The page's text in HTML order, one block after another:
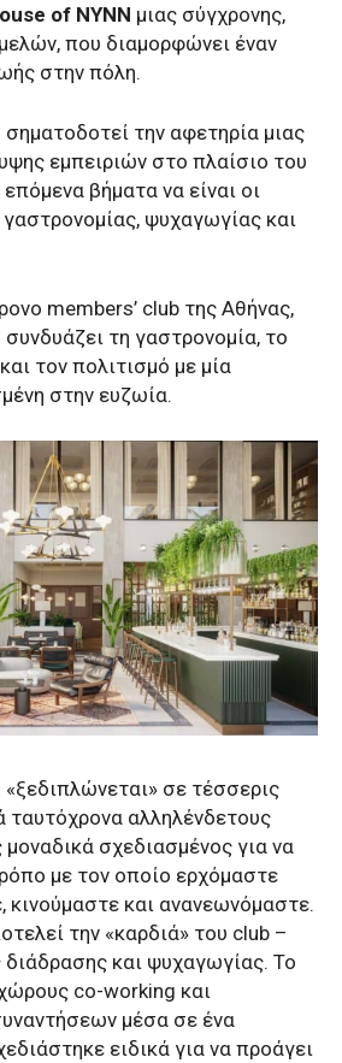
of NYNN μιας σύγχρονης,
που διαμορφώνει έναν
στην πόλη.
σηματοδοτεί την αφετηρία μιας
εμπειριών στο πλαίσιο του
επόμενα βήματα να είναι οι
ψυχαγωγίας και
members’ club της Αθήνας,
συνδυάζει τη γαστρονομία, το
τον πολιτισμό με μία
στην ευζωία.
«ξεδιπλώνεται» σε τέσσερις
ταυτόχρονα αλληλένδετους
μοναδικά σχεδιασμένος για να
με τον οποίο ερχόμαστε
κινούμαστε και ανανεωνόμαστε.
την «καρδιά» του club –
και ψυχαγωγίας. Το
co-working και
μέσα σε ένα
ειδικά για να προάγει